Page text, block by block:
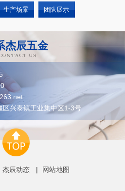
兴泰镇工业集中区1-3号
网站地图
bs/im.htm?